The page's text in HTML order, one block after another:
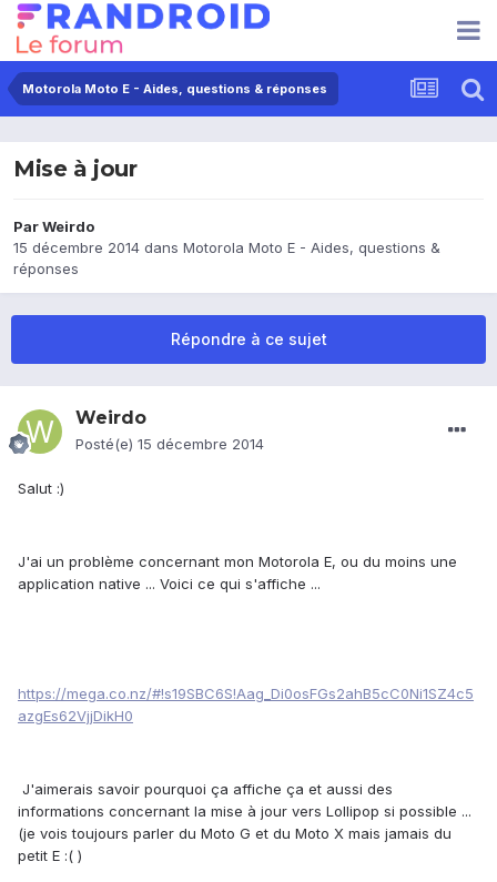
Motorola Moto E - Aides, questions & réponses
Mise à jour
ParWeirdo
15 décembre 2014 dans Motorola Moto E - Aides, questions &
réponses
Répondre à ce sujet
Weirdo
Posté(e) 15 décembre 2014
Salut :)
J'ai un problème concernant mon Motorola E, ou du moins une
application native ... Voici ce qui s'affiche ...
https://mega.co.nz/#!s19SBC6S!Aag_Di0osFGs2ahB5cC0Ni1SZ4c5
azgEs62VjjDikH0
J'aimerais savoir pourquoi ça affiche ça et aussi des
informations concernant la mise à jour vers Lollipop si possible ...
(je vois toujours parler du Moto G et du Moto X mais jamais du
petit E :( )